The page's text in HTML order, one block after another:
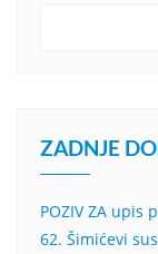
ZADNJE
POZIV ZA upis
62. Šimićevi